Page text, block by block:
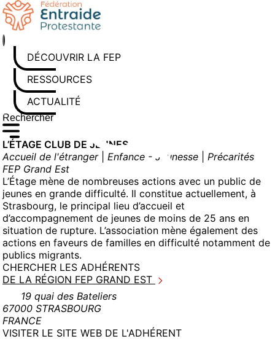
Aller
au
contenu
DÉCOUVRIR LA FEP
RESSOURCES
ACTUALITÉS
Rechercher sur le site
Saisissez au moins 3 caractères pour lancer la recherche
L’ÉTAGE CLUB DE JEUNES
Accueil de l'étranger| Enfance - Jeunesse
Précarités
FEP Grand Est
L’Étage mène de nombreuses actions avec un public de
jeunes en grande difficulté. Il constitue actuellement, à
Strasbourg, le principal lieu d’accueil et
d’accompagnement de jeunes de moins de 25 ans en
situation de rupture. L’association mène également des
actions en faveurs de familles en difficulté notamment de
publics migrants.
CHERCHER LES ADHÉRENTS
DE LA RÉGION FEP GRAND EST
19 quai des Bateliers
67000 STRASBOURG
FRANCE
VISITER LE SITE WEB DE L'ADHÉRENT(NOUVELLE